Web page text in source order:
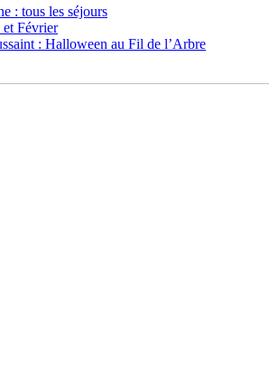
: tous les séjours
Février
: Halloween au Fil de l’Arbre